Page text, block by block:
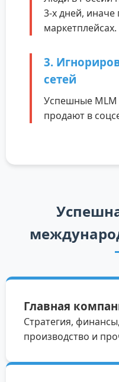
3-х дней, иначе
маркетплейсах.
3.
сетей
Успешные MLM
продают в
Главная
Стратегия,
производство и